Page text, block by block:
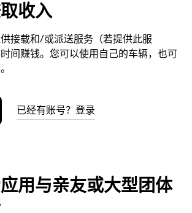
收入
接载和/或派送服务（若提供此服
间赚钱。您可以使用自己的车辆，也可
已经有账号？登录
用与亲友或大型团体